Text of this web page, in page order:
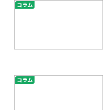
コラム
コラム